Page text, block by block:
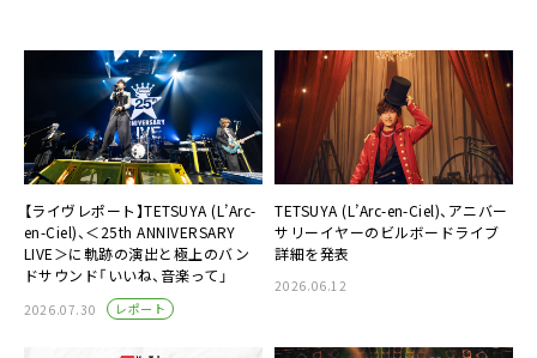
【ライヴレポート】TETSUYA (L’Arc-
en-Ciel)、＜25th ANNIVERSARY
LIVE＞に軌跡の演出と極上のバン
ドサウンド「いいね、音楽って」
2026.07.30 レポート
TETSUYA (L’Arc-en-Ciel)、アニバー
サリーイヤーのビルボードライブ
詳細を発表
2026.06.12